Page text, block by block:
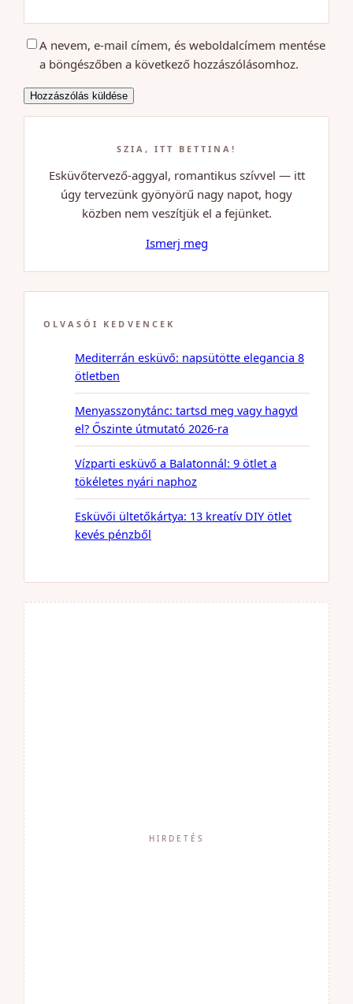
A nevem, e-mail címem, és weboldalcímem mentése
a böngészőben a következő hozzászólásomhoz.
SZIA, ITT BETTINA!
Esküvőtervező-aggyal, romantikus szívvel — itt
úgy tervezünk gyönyörű nagy napot, hogy
közben nem veszítjük el a fejünket.
Ismerj meg
OLVASÓI KEDVENCEK
Mediterrán esküvő: napsütötte elegancia 8
ötletben
Menyasszonytánc: tartsd meg vagy hagyd
el? Őszinte útmutató 2026-ra
Vízparti esküvő a Balatonnál: 9 ötlet a
tökéletes nyári naphoz
Esküvői ültetőkártya: 13 kreatív DIY ötlet
kevés pénzből
HIRDETÉS